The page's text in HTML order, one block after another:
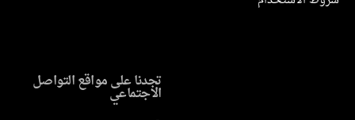
تجدنا على مواقع التواصل
الاجتماعي